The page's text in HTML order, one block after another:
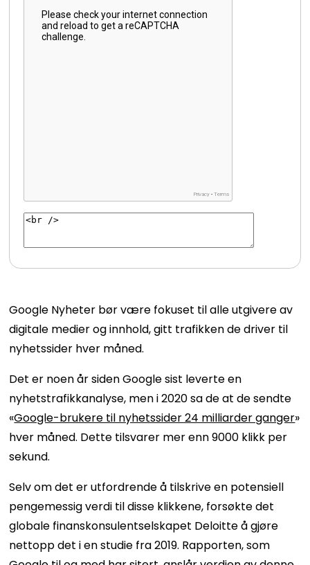
Google Nyheter bør være fokuset til alle utgivere av
digitale medier og innhold, gitt trafikken de driver til
nyhetssider hver måned.
Det er noen år siden Google sist leverte en
nyhetstrafikkanalyse, men i 2020 sa de at de sendte
«Google-brukere til nyhetssider 24 milliarder ganger»
hver måned. Dette tilsvarer mer enn 9000 klikk per
sekund.
Selv om det er utfordrende å tilskrive en potensiell
pengemessig verdi til disse klikkene, forsøkte det
globale finanskonsulentselskapet Deloitte å gjøre
nettopp det i en studie fra 2019. Rapporten, som